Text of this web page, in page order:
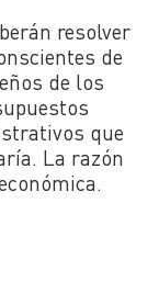
resolver
de
de los
que
La razón